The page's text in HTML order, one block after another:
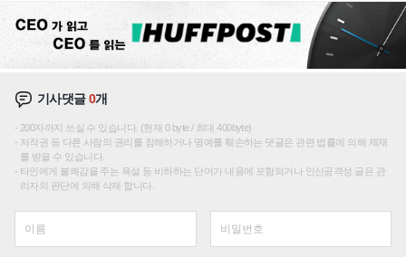
기사댓글0개
200자까지 쓰실 수 있습니다. (현재 0 byte / 최대 400byte)
저작권 등 다른 사람의 권리를 침해하거나 명예를 훼손하는 댓글은 관련 법률에 의해 제재
를 받을 수 있습니다.
타인에게 불쾌감을 주는 욕설 등 비하하는 단어가 내용에 포함되거나 인신공격성 글은 관
리자의 판단에 의해 삭제 합니다.